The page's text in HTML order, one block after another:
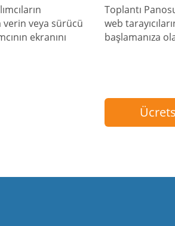
verin veya sürücü
ekranını
Toplantı
web
başlamanıza